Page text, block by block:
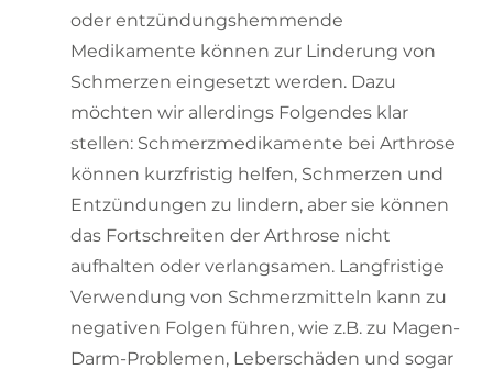
oder entzündungshemmende
Medikamente können zur Linderung von
Schmerzen eingesetzt werden. Dazu
möchten wir allerdings Folgendes klar
stellen: Schmerzmedikamente bei Arthrose
können kurzfristig helfen, Schmerzen und
Entzündungen zu lindern, aber sie können
das Fortschreiten der Arthrose nicht
aufhalten oder verlangsamen. Langfristige
Verwendung von Schmerzmitteln kann zu
negativen Folgen führen, wie z.B. zu Magen-
Darm-Problemen, Leberschäden und sogar